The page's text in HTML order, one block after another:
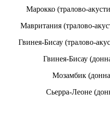
Марокко (тралово-
Мавритания (тралово-
Гвинея-Бисау (тралово-
Гвинея-Бисау
Мозамбик
Сьерра-Леоне